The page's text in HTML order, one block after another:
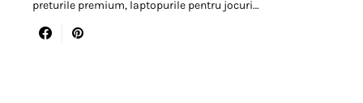
preturile premium, laptopurile pentru jocuri…